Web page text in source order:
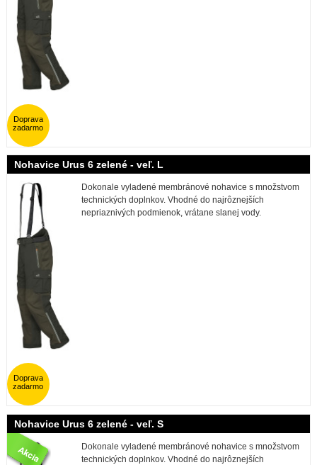
Doprava
zadarmo
Nohavice Urus 6 zelené - veľ. L
Dokonale vyladené membránové nohavice s množstvom
technických doplnkov. Vhodné do najrôznejších
nepriaznivých podmienok, vrátane slanej vody.
Doprava
zadarmo
Nohavice Urus 6 zelené - veľ. S
Dokonale vyladené membránové nohavice s množstvom
technických doplnkov. Vhodné do najrôznejších